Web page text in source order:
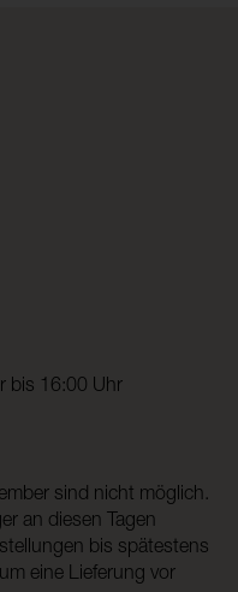
bis 16:00 Uhr
sind nicht möglich.
an diesen Tagen
bis spätestens
eine Lieferung vor